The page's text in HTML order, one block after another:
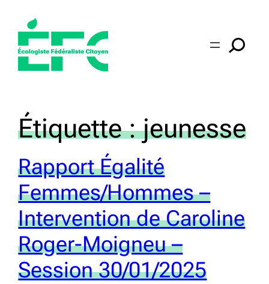
contenu
Étiquette :jeunesse
Rapport Égalité
Femmes/Hommes –
Intervention de Caroline
Roger-Moigneu –
Session 30/01/2025